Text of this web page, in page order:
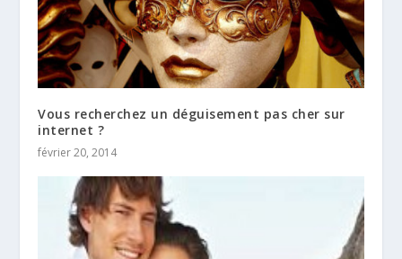
Vous recherchez un déguisement pas cher sur
internet ?
février 20, 2014